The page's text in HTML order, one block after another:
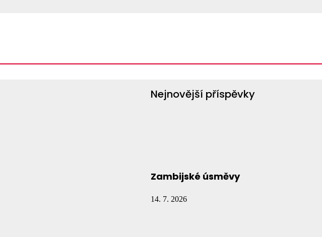
Nejnovější příspěvky
Zambijské úsměvy
14. 7. 2026